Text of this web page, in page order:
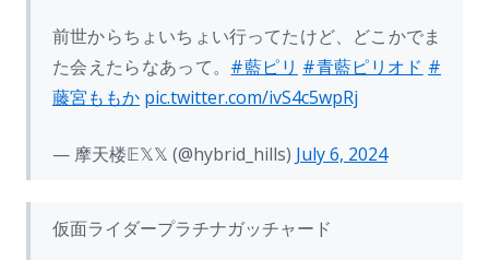
前世からちょいちょい行ってたけど、どこかでま
た会えたらなあって。 #藍ピリ #青藍ピリオド #
藤宮ももか pic.twitter.com/ivS4c5wpRj
— 摩天楼𝔼𝕏𝕏 (@hybrid_hills) July 6, 2024
仮面ライダープラチナガッチャード